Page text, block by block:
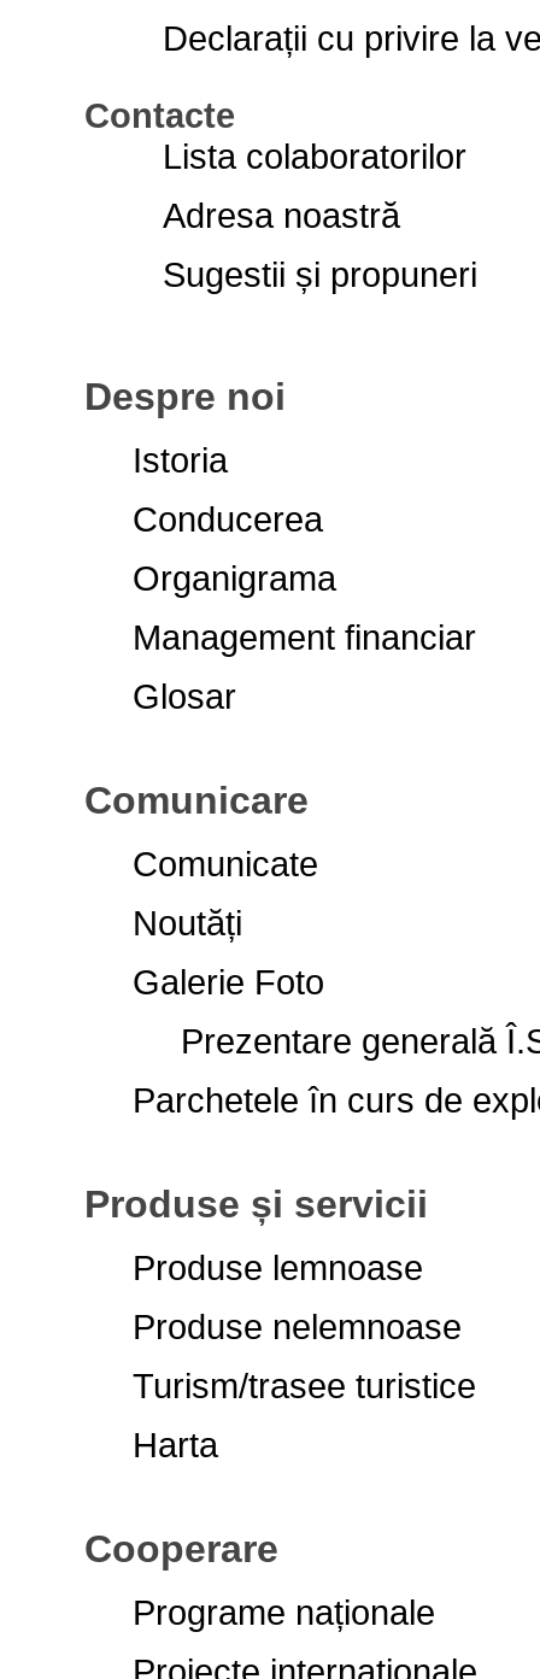
Declarații cu privire la
Contacte
Lista colaboratorilor
Adresa noastră
Sugestii și propuneri
Despre noi
Istoria
Conducerea
Organigrama
Management financiar
Glosar
Comunicare
Comunicate
Noutăți
Galerie Foto
Prezentare generală
Parchetele în curs de
Produse și servicii
Produse lemnoase
Produse nelemnoase
Turism/trasee turistice
Harta
Cooperare
Programe naționale